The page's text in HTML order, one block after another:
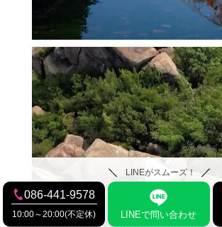
LINEがスムーズ！
086-441-9578
10:00～20:00(不定休) LINEで問い合わせ